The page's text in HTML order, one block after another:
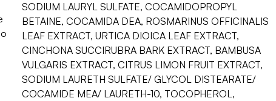
SODIUM LAURYL SULFATE, COCAMIDOPROPYL
BETAINE, COCAMIDA DEA, ROSMARINUS OFFICINALIS
LEAF EXTRACT, URTICA DIOICA LEAF EXTRACT,
CINCHONA SUCCIRUBRA BARK EXTRACT, BAMBUSA
VULGARIS EXTRACT, CITRUS LIMON FRUIT EXTRACT,
SODIUM LAURETH SULFATE/ GLYCOL DISTEARATE/
COCAMIDE MEA/ LAURETH-10, TOCOPHEROL,